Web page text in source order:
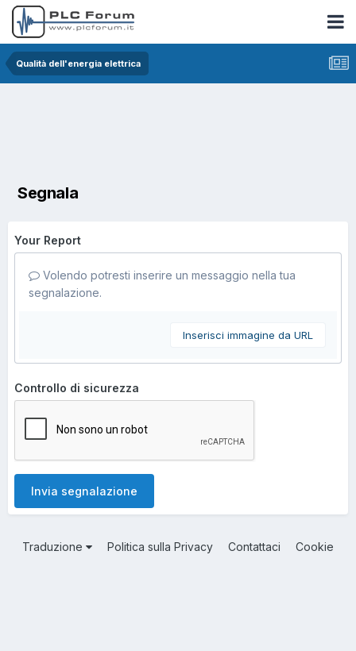
Qualità dell'energia elettrica
Segnala
Your Report
Volendo potresti inserire un messaggio nella tua
segnalazione.
Inserisci immagine da URL
Controllo di sicurezza
Invia segnalazione
Traduzione Politica sulla Privacy Contattaci Cookie